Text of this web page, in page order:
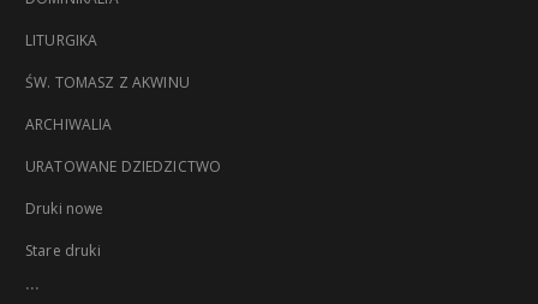
LITURGIKA
ŚW. TOMASZ Z AKWINU
ARCHIWALIA
URATOWANE DZIEDZICTWO
Druki nowe
Stare druki
...